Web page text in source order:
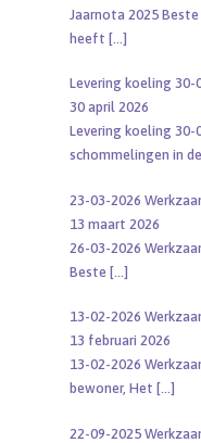
Jaarnota 2025
heeft […]
Levering koeling 30-
30 april 2026
Levering koeling 30-
schommelingen in de
23-03-2026
13 maart 2026
26-03-2026
Beste […]
13-02-2026
13 februari 2026
13-02-2026
bewoner, Het […]
22-09-2025